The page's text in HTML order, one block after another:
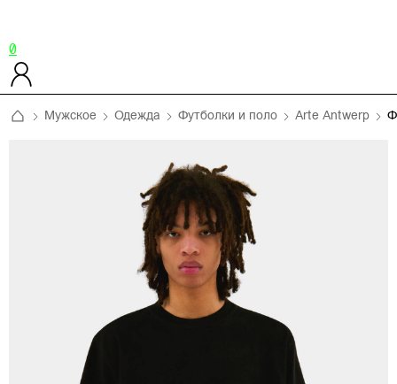
0
Мужское Одежда Футболки и поло Arte Antwerp